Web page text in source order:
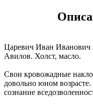
Царевич Иван Иванович
Авилов. Холст, масло.
Свои кровожадные
довольно юном
сознание